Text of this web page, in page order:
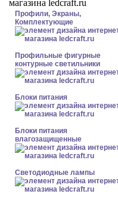
Профили, Экраны,
Комплектующие
Профильные фигурные
контурные светильники
Блоки питания
Блоки питания
влагозащищенные
Светодиодные лампы